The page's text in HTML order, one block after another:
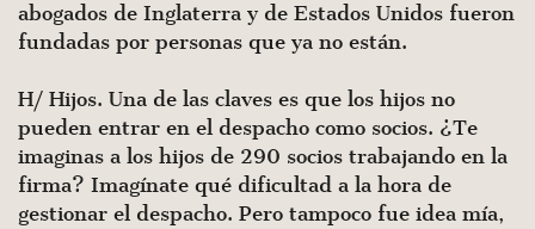
abogados de Inglaterra y de Estados Unidos fueron
fundadas por perso­nas que ya no están.
H/ Hijos. Una de las claves es que los hijos no
pueden entrar en el despacho como socios. ¿Te
imaginas a los hijos de 290 socios trabajando en la
firma? Imagínate qué dificul­tad a la hora de
gestionar el despacho. Pero tampoco fue idea mía,